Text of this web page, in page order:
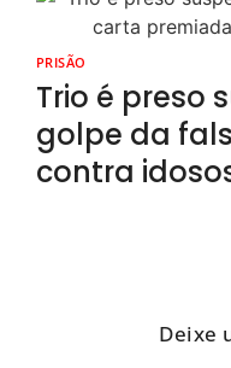
PRISÃO
Trio é preso
golpe da
contra
Deixe